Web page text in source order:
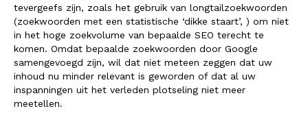
tevergeefs zijn, zoals het gebruik van longtailzoekwoorden
(zoekwoorden met een statistische ‘dikke staart’, ) om niet
in het hoge zoekvolume van bepaalde SEO terecht te
komen. Omdat bepaalde zoekwoorden door Google
samengevoegd zijn, wil dat niet meteen zeggen dat uw
inhoud nu minder relevant is geworden of dat al uw
inspanningen uit het verleden plotseling niet meer
meetellen.